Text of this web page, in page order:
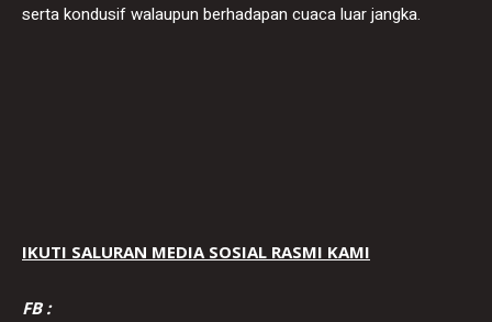
serta kondusif walaupun berhadapan cuaca luar jangka.
IKUTI SALURAN MEDIA SOSIAL RASMI KAMI
FB :